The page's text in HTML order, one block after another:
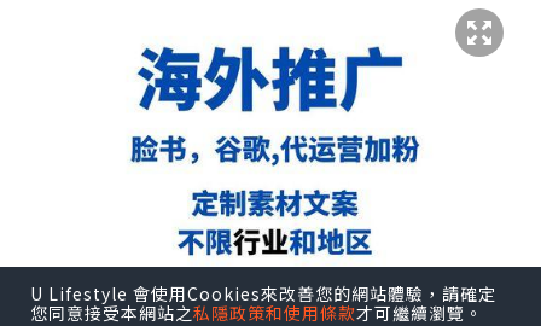
U Lifestyle 會使用Cookies來改善您的網站體驗，請確定
您同意接受本網站之私隱政策和使用條款才可繼續瀏覽。